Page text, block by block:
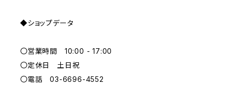
GRAY
◆ショップデータ
〇営業時間 10:00 - 17:00
〇定休日 土日祝
〇電話 03-6696-4552